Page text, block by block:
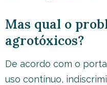
Mas qual o
agrotóxicos?
De acordo com o
uso contínuo,